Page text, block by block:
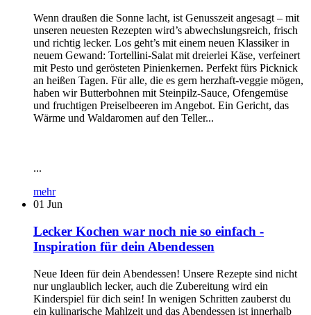
Wenn draußen die Sonne lacht, ist Genusszeit angesagt – mit
unseren neuesten Rezepten wird’s abwechslungsreich, frisch
und richtig lecker. Los geht’s mit einem neuen Klassiker in
neuem Gewand: Tortellini-Salat mit dreierlei Käse, verfeinert
mit Pesto und gerösteten Pinienkernen. Perfekt fürs Picknick
an heißen Tagen. Für alle, die es gern herzhaft-veggie mögen,
haben wir Butterbohnen mit Steinpilz-Sauce, Ofengemüse
und fruchtigen Preiselbeeren im Angebot. Ein Gericht, das
Wärme und Waldaromen auf den Teller...
...
mehr
01 Jun
Lecker Kochen war noch nie so einfach -
Inspiration für dein Abendessen
Neue Ideen für dein Abendessen! Unsere Rezepte sind nicht
nur unglaublich lecker, auch die Zubereitung wird ein
Kinderspiel für dich sein! In wenigen Schritten zauberst du
ein kulinarische Mahlzeit und das Abendessen ist innerhalb